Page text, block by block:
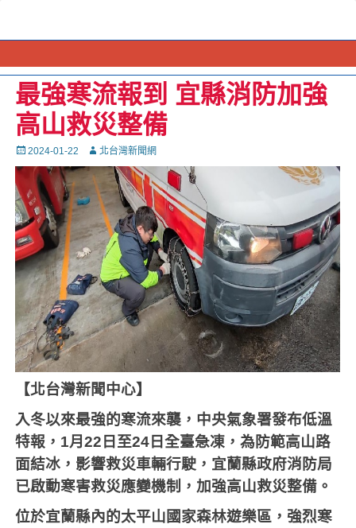
最強寒流報到 宜縣消防加強
高山救災整備
Posted
on
2024-01-22 Autor北台灣新聞網
【北台灣新聞中心】
入冬以來最強的寒流來襲，中央氣象署發布低溫
特報， 1月22 日至24 日全臺急凍，為防範高山路
面結冰，影響救災車輛行駛，宜蘭縣政府消防局
已啟動寒害救災應變機制，加強高山救災整備。
位於宜蘭縣內的太平山國家森林遊樂區，強烈寒